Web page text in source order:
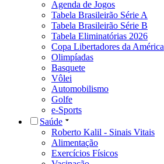
Agenda de Jogos
Tabela Brasileirão Série A
Tabela Brasileirão Série B
Tabela Eliminatórias 2026
Copa Libertadores da América
Olimpíadas
Basquete
Vôlei
Automobilismo
Golfe
e-Sports
Saúde
Roberto Kalil - Sinais Vitais
Alimentação
Exercícios Físicos